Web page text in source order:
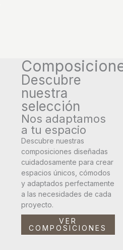
Descubre
nuestra
selección
Nos adaptamos
a tu espacio
Descubre nuestras
composiciones diseñadas
cuidadosamente para crear
espacios únicos, cómodos
y adaptados perfectamente
a las necesidades de cada
proyecto.
VER
COMPOSICIONES